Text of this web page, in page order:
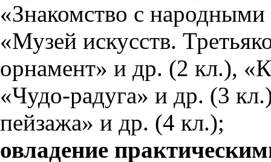
«Знакомство с
«Музей искусств.
орнамент» и др. (2 кл.),
«Чудо-радуга» и др. (3
пейзажа» и др. (4 кл.);
овладение